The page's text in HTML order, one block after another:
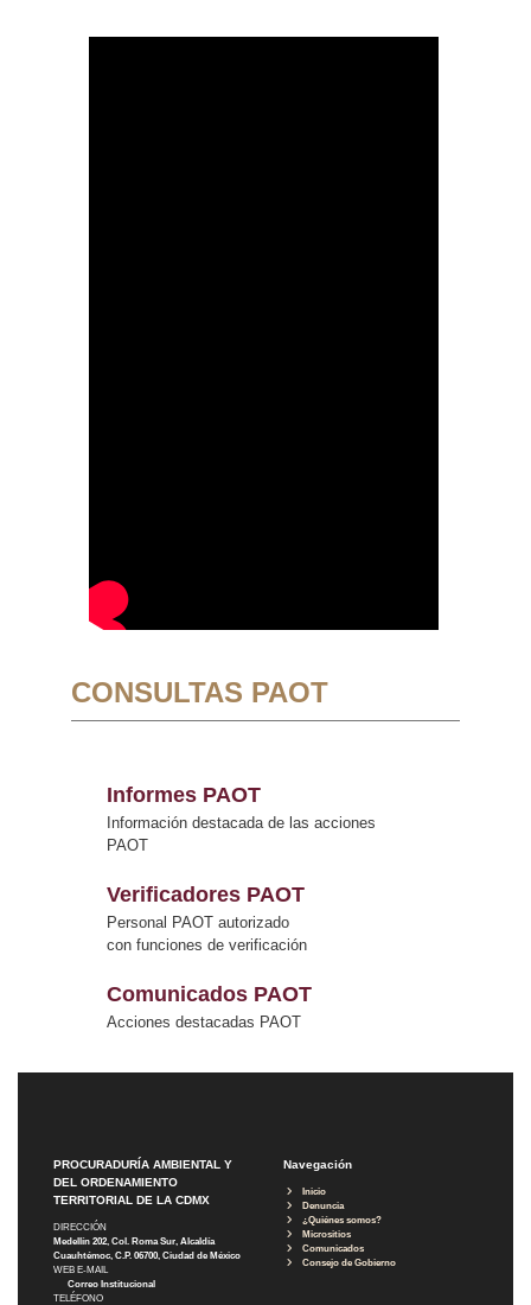
CONSULTAS PAOT
Informes PAOT
Información destacada de las acciones
PAOT
Verificadores PAOT
Personal PAOT autorizado
con funciones de verificación
Comunicados PAOT
Acciones destacadas PAOT
PROCURADURÍA AMBIENTAL Y
DEL ORDENAMIENTO
TERRITORIAL DE LA CDMX
DIRECCIÓN
Medellín 202, Col. Roma Sur, Alcaldía
Cuauhtémoc, C.P. 06700, Ciudad de México
WEB E-MAIL
Correo Institucional
TELÉFONO
Navegación
Inicio
Denuncia
¿Quiénes somos?
Micrositios
Comunicados
Consejo de Gobierno